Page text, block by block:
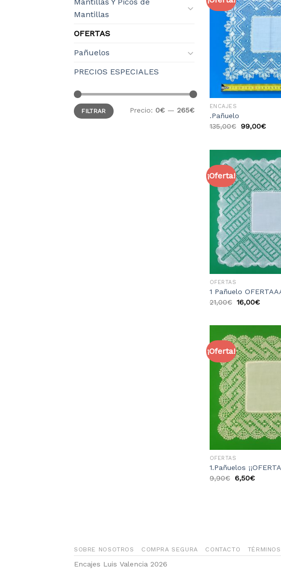
Mantillas Y Picos de
Mantillas
OFERTAS
Pañuelos
PRECIOS ESPECIALES
FILTRAR Precio: 0€ — 265€ ENCAJES
.Pañuelo
135,00€ 99,00€
¡Oferta!
OFERTAS
1 Pañuelo
21,00€ 16,00€
¡Oferta!
OFERTAS
1.Pañuelos
9,90€ 6,50€
SOBRE NOSOTROS COMPRA SEGURA CONTACTO
Encajes Luis Valencia 2026